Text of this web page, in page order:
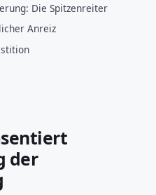
Die Spitzenreiter
Anreiz
der